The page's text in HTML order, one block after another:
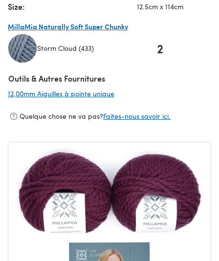
Size: 12.5cm x 114cm
MillaMia Naturally Soft Super Chunky
Storm Cloud (433) 2
Outils & Autres Fournitures
12,00mm Aiguilles à pointe unique
Quelque chose ne va pas?Faites-nous savoir ici.